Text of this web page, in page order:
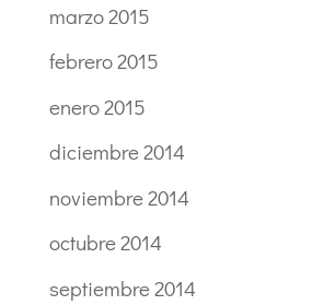
marzo 2015
febrero 2015
enero 2015
diciembre 2014
noviembre 2014
octubre 2014
septiembre 2014